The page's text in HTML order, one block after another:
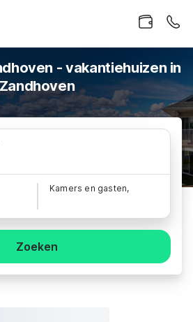
- vakantiehuizen in
Zandhoven
Kamers en gasten,
Zoeken